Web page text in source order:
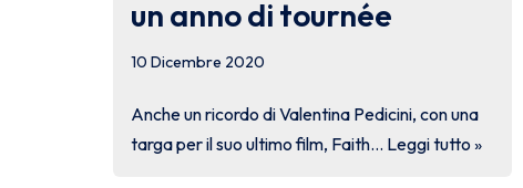
un anno di tournée
10 Dicembre 2020
Anche un ricordo di Valentina Pedicini, con una
targa per il suo ultimo film, Faith… Leggi tutto »